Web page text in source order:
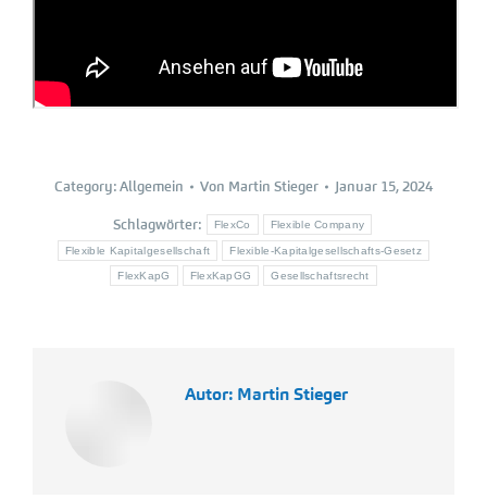
Category:Allgemein Von Martin Stieger Januar 15, 2024
Schlagwörter: FlexCo Flexible Company
Flexible Kapitalgesellschaft Flexible-Kapitalgesellschafts-Gesetz
FlexKapG FlexKapGG Gesellschaftsrecht
Autor: Martin Stieger